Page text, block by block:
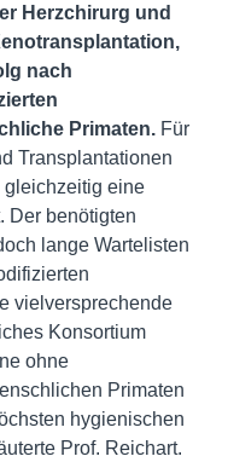
Herzchirurg und
nach
Primaten. Für
Transplantationen
gleichzeitig eine
Der benötigten
lange Wartelisten
vielversprechende
Konsortium
ohne
Primaten
hygienischen
Prof. Reichart.